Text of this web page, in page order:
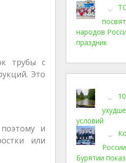
трубы с
Это
и
или
народов
праздник
условий
Бурятии